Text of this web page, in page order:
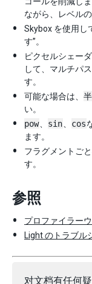
ながら、レベル
Skybox を使用し
す”。
ピクセルシェー
して、マルチパ
す。
可能な場合は、 半
い。
pow
sin cos
ます。
フラグメントご
す。
参照
プロファイラー
Light のトラブル
对文档有任何